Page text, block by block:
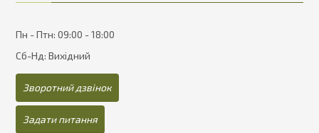
Пн - Птн: 09:00 - 18:00
Сб-Нд: Вихідний
Зворотний дзвінок
Задати питання